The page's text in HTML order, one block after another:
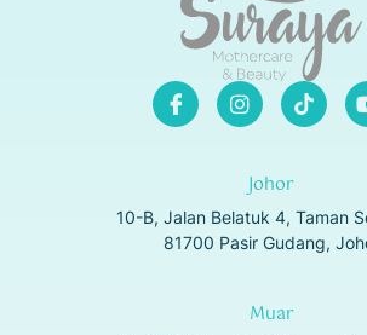
Johor
10-B, Jalan Belatuk 4, Taman
81700 Pasir Gudang,
Muar